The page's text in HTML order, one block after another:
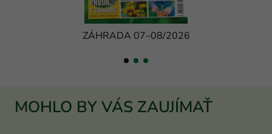
ZÁHRADA 07–08/2026
MOHLO BY VÁS ZAUJÍMAŤ